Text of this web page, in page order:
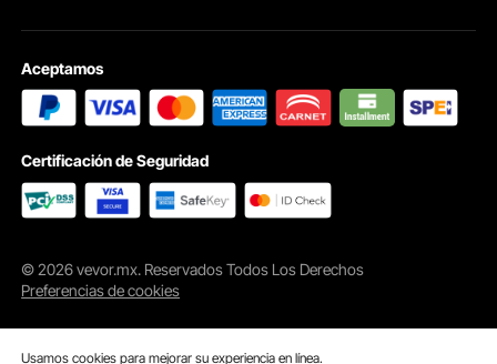
Aceptamos
Certificación de Seguridad
© 2026 vevor.mx. Reservados Todos Los Derechos
Preferencias de cookies
Usamos cookies para mejorar su experiencia en línea.